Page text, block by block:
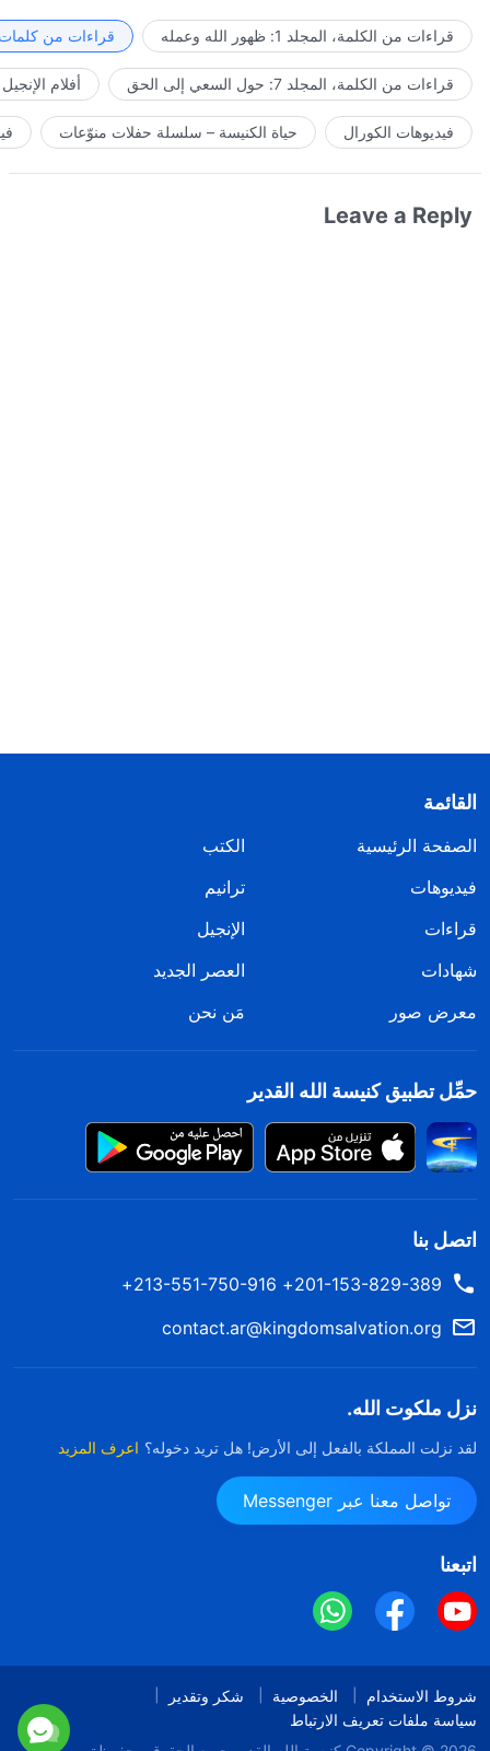
قراءات من الكلمة، المجلد 1: ظهور الله وعمله قراءات من كلمات
قراءات من الكلمة، المجلد 7: حول السعي إلى الحق أفلام الإنجيل
فيديوهات الكورال حياة الكنيسة – سلسلة حفلات منوّعات
Leave a Reply
القائمة
الصفحة الرئيسية
الكتب
فيديوهات
ترانيم
قراءات
الإنجيل
شهادات
العصر الجديد
معرض صور
مَن نحن
حمِّل تطبيق كنيسة الله القدير
اتصل بنا
201-153-829-389+ 213-551-750-916+
contact.ar@kingdomsalvation.org
نزل ملكوت الله.
لقد نزلت المملكة بالفعل إلى الأرض! هل تريد دخوله؟ اعرف المزيد
تواصل معنا عبر Messenger
اتبعنا
شروط الاستخدام الخصوصية
شكر وتقدير
سياسة ملفات تعريف الارتباط